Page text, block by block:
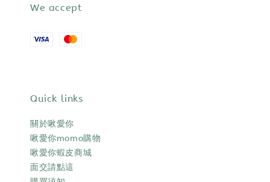
We accept
Quick links
關於啾愛你
啾愛你momo購物
啾愛你蝦皮商城
面交請點這